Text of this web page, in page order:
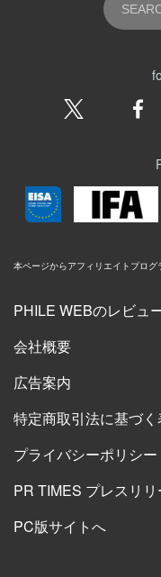
本ページからアフィリエイトプロ
PHILE WEBのレビュ
会社概要
広告案内
特定商取引法に基づ
プライバシーポリシー
PR TIMES プレスリリ
PC版サイトへ